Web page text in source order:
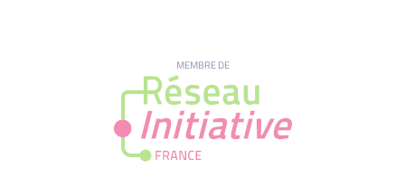
MEMBRE DE